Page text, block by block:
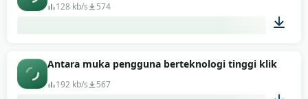
128 kb/s 574
00:05
Antara muka pengguna berteknologi tinggi klik
192 kb/s 567